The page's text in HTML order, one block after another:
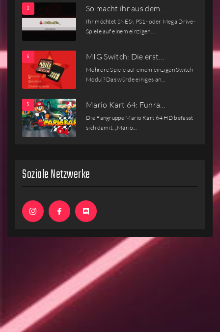
So macht ihr aus dem…
Ihr möchtet SNES-, PS1- oder Mega Drive-
Spiele auf einem einzigen…
MIG Switch: Die erst…
Mehrere Spiele auf einem einzigen Switch-
Modul? Das würde einiges an…
Mario Kart 64: Funra…
Die Fangruppe Mario Kart 64 HD befasst
sich damit, „Mario…
Soziale Netzwerke